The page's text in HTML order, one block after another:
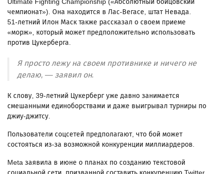
чемпионат»). Она находится в Лас-Вегасе, штат Невада.
51-летний Илон Маск также рассказал о своем приеме
«морж», который может предположительно использовать
против Цукерберга.
Я просто лежу на своем противнике и ничего не
делаю, — заявил он.
К слову, 39-летний Цукерберг уже давно занимается
смешанными единоборствами и даже выигрывал турниры по
джиу-джитсу.
Пользователи соцсетей предполагают, что бой может
состояться из-за возможной конкуренции миллиардеров.
Meta заявила в июне о планах по созданию текстовой